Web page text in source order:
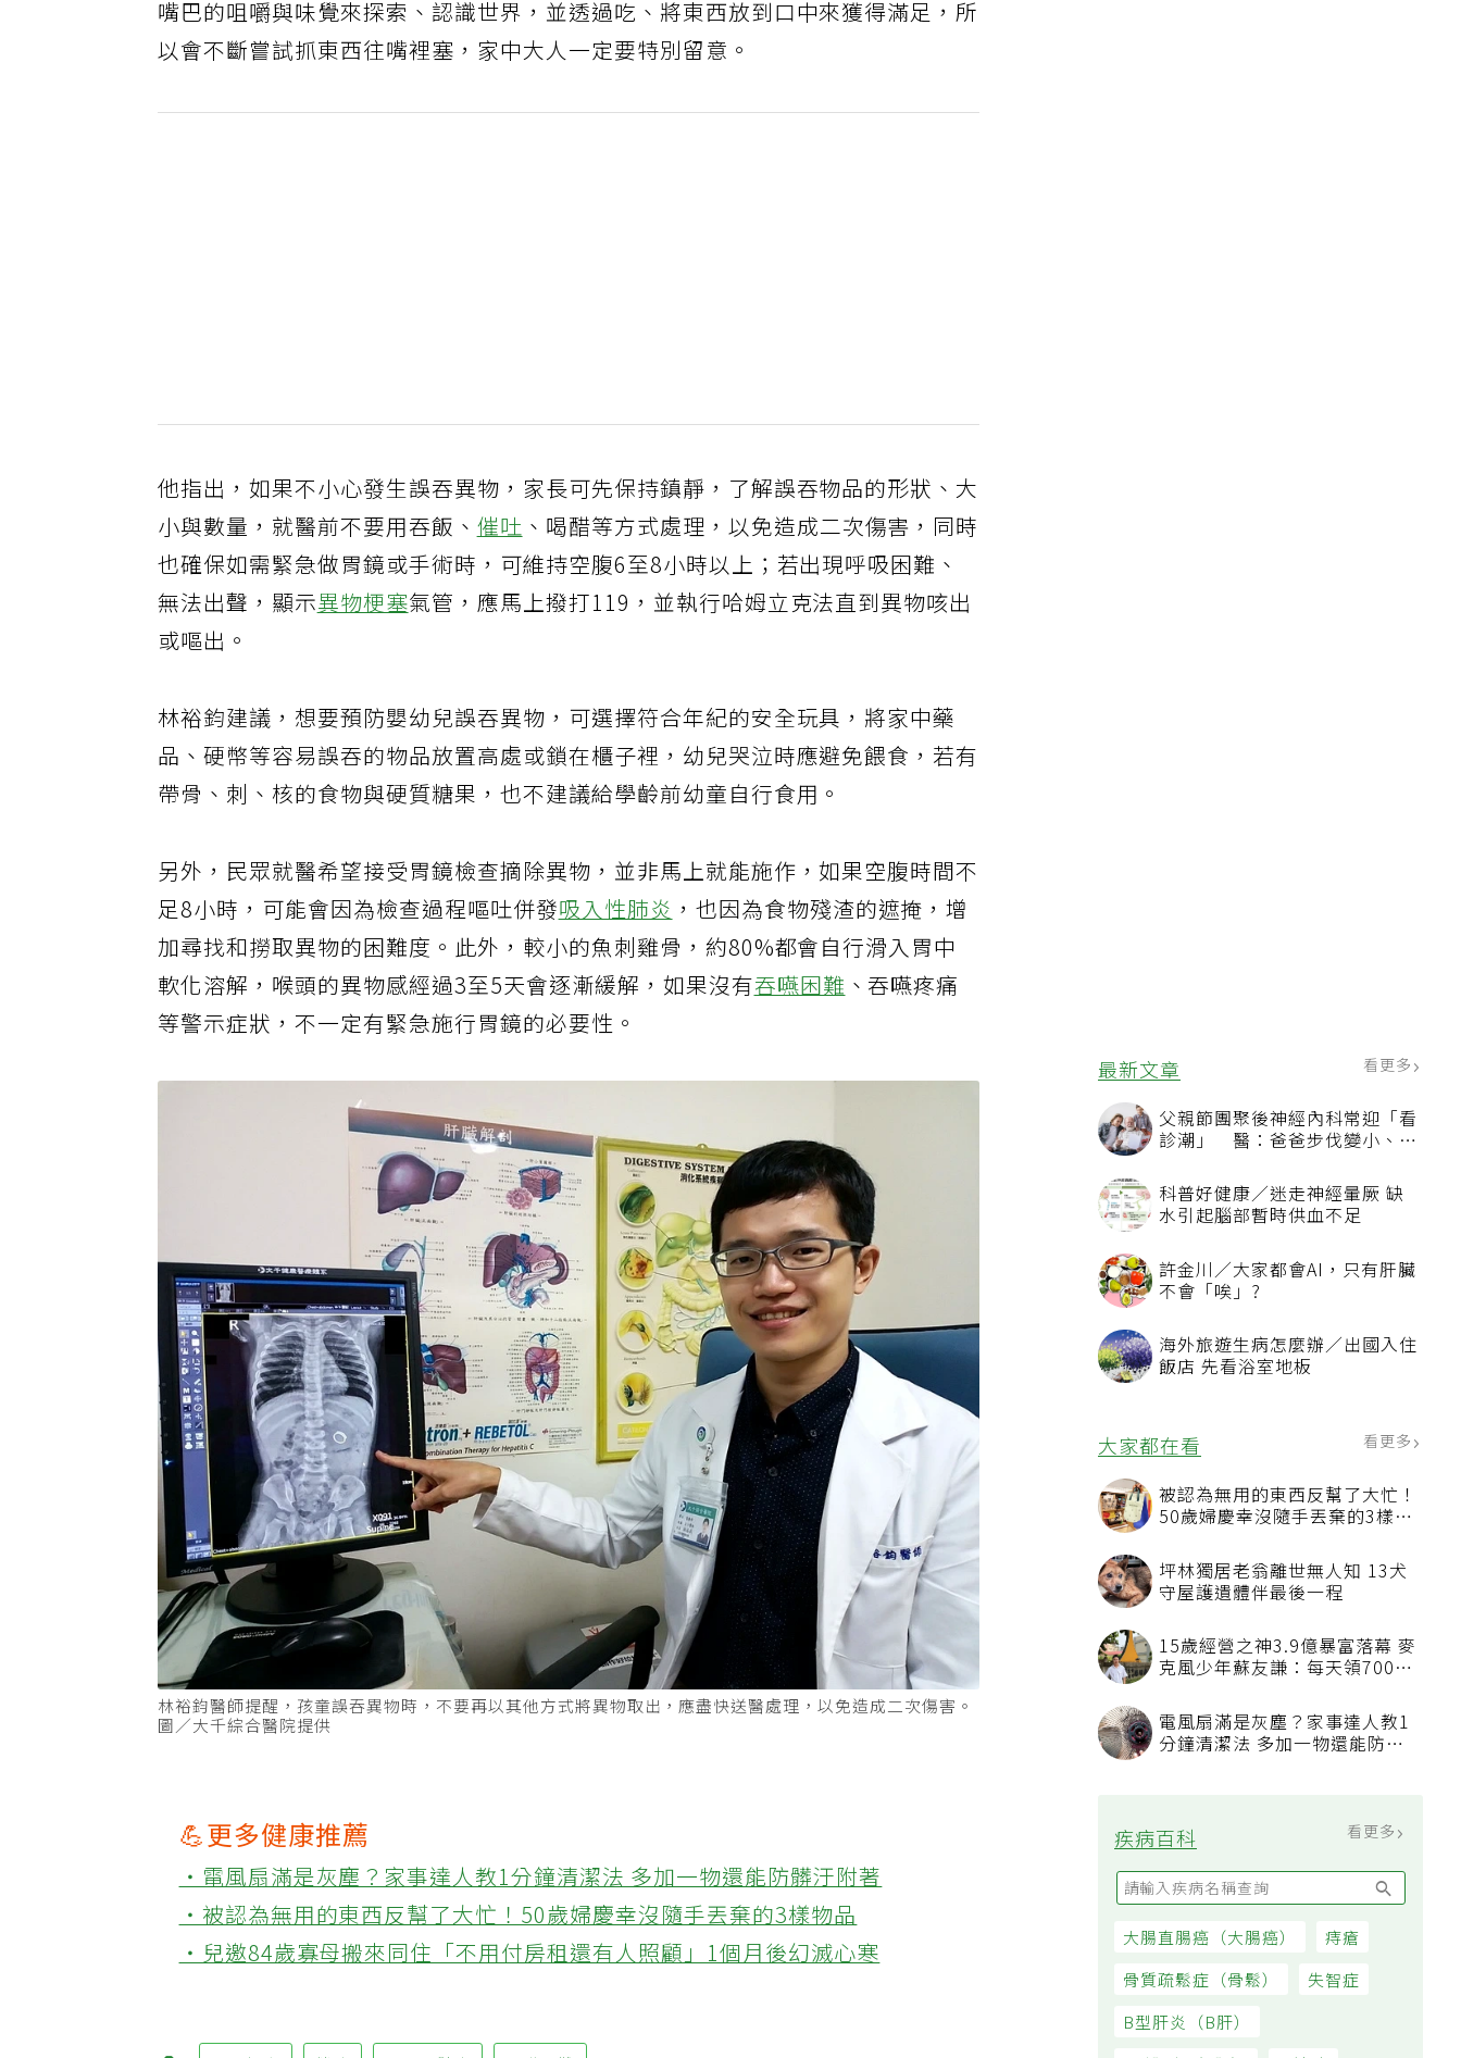
最新文章 看更多
父親節團聚後神經內科常迎「看
診潮」 醫：爸爸步伐變小、站
科普好健康／迷走神經暈厥 缺
水引起腦部暫時供血不足
許金川／大家都會AI，只有肝臟
不會「唉」?
海外旅遊生病怎麼辦／出國入住
飯店 先看浴室地板
大家都在看
被認為無用的東西反幫了大忙！
50歲婦慶幸沒隨手丟棄的3樣物
坪林獨居老翁離世無人知 13犬
守屋護遺體伴最後一程
15歲經營之神3.9億暴富落幕 麥
電風扇滿是灰塵？家事達人教1
疾病百科
嘴巴的咀嚼與味覺來探索、認識世界，並透過吃、將東西放到口中來獲得滿足，所
以會不斷嘗試抓東西往嘴裡塞，家中大人一定要特別留意。
他指出，如果不小心發生誤吞異物，家長可先保持鎮靜，了解誤吞物品的形狀、大
小與數量，就醫前不要用吞飯、催吐 、喝醋等方式處理，以免造成二次傷害，同時
也確保如需緊急做胃鏡或手術時，可維持空腹6至8小時以上；若出現呼吸困難、
無法出聲，顯示異物梗塞氣管，應馬上撥打119，並執行哈姆立克法直到異物咳出
或嘔出。
林裕鈞建議，想要預防嬰幼兒誤吞異物，可選擇符合年紀的安全玩具，將家中藥
品、硬幣等容易誤吞的物品放置高處或鎖在櫃子裡，幼兒哭泣時應避免餵食，若有
帶骨、刺、核的食物與硬質糖果，也不建議給學齡前幼童自行食用。
另外，民眾就醫希望接受胃鏡檢查摘除異物，並非馬上就能施作，如果空腹時間不
足8小時，可能會因為檢查過程嘔吐併發吸入性肺炎 ，也因為食物殘渣的遮掩，增
加尋找和撈取異物的困難度。此外，較小的魚刺雞骨，約80%都會自行滑入胃中
軟化溶解，喉頭的異物感經過3至5天會逐漸緩解，如果沒有吞嚥困難 、吞嚥疼痛
等警示症狀，不一定有緊急施行胃鏡的必要性。
林裕鈞醫師提醒，孩童誤吞異物時，不要再以其他方式將異物取出，應盡快送醫處理，以免造成二次傷害。
💪更多健康推薦
‧電風扇滿是灰塵？家事達人教1分鐘清潔法 多加一物還能防髒汙附著
‧被認為無用的東西反幫了大忙！50歲婦慶幸沒隨手丟棄的3樣物品
‧兒邀84歲寡母搬來同住「不用付房租還有人照顧」1個月後幻滅心寒